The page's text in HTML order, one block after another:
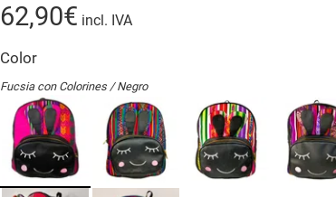
62,90€ incl. IVA
Color
Fucsia con Colorines / Negro